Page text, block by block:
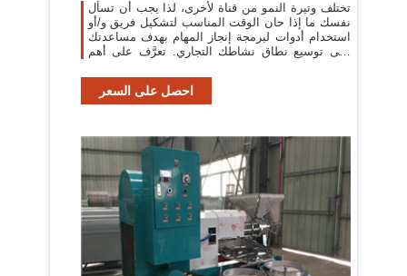
تختلف وتيرة النمو من قناة لأخرى، لذا يجب أن تسأل
نفسك ما إذا حان الوقت المناسب لتشكيل فريق و/أو
استخدام أدوات لبرمجة إنجاز المهام بهدف مساعدتك
على توسيع نطاق نشاطك التجاري. تعرَّف على أهم
احصل على السعر